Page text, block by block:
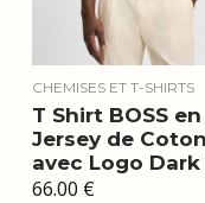
CHEMISES ET T-SHIRTS
T Shirt BOSS en
Jersey de Coton
avec Logo Dark
66.00 €